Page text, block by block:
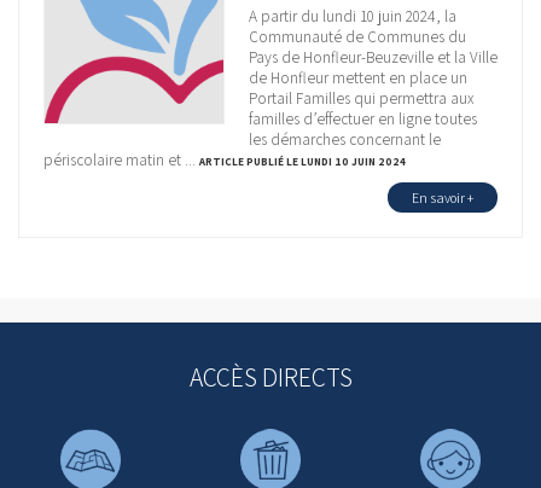
A partir du lundi 10 juin 2024, la
Communauté de Communes du
Pays de Honfleur-Beuzeville et la Ville
de Honfleur mettent en place un
Portail Familles qui permettra aux
familles d’effectuer en ligne toutes
les démarches concernant le
périscolaire matin et ... ARTICLE PUBLIÉ LE LUNDI 10 JUIN 2024
En savoir +
ACCÈS DIRECTS